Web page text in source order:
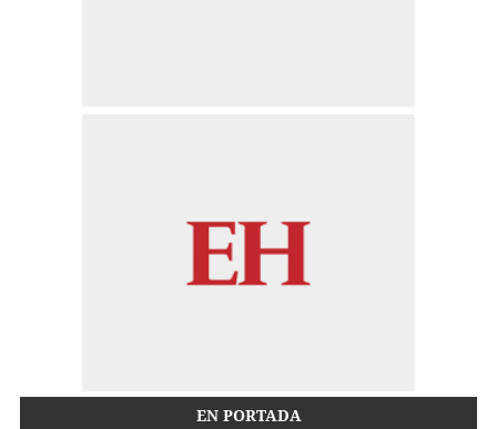
EN PORTADA